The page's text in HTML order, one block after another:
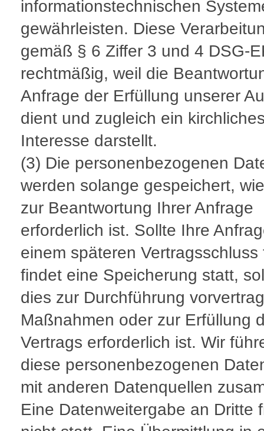
informationstechnischen
gewährleisten. Diese
gemäß § 6 Ziffer 3 und 4 DSG-
rechtmäßig, weil die
Anfrage der Erfüllung unserer
dient und zugleich ein
Interesse darstellt.
(3) Die personenbezogenen
werden solange gespeichert,
zur Beantwortung Ihrer Anfrage
erforderlich ist. Sollte Ihre
einem späteren Vertragsschluss
findet eine Speicherung statt,
dies zur Durchführung
Maßnahmen oder zur Erfüllung
Vertrags erforderlich ist. Wir
diese personenbezogenen
mit anderen Datenquellen
Eine Datenweitergabe an Dritte